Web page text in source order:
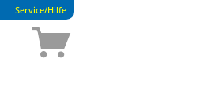
Service/Hilfe